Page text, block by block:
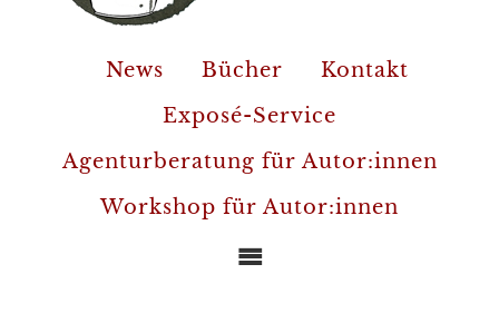
News Bücher
Kontakt
Exposé-Service
Agenturberatung für Autor:innen
Workshop für Autor:innen